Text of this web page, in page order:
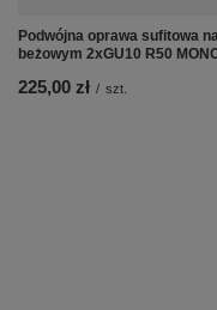
Podwójna oprawa sufitowa
beżowym 2xGU10 R50
225,00 zł / szt.